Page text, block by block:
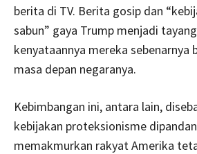
berita di TV. Berita gosip dan
sabun” gaya Trump menjadi
kenyataannya mereka sebenarnya
masa depan negaranya.
Kebimbangan ini, antara lain,
kebijakan proteksionisme
memakmurkan rakyat Amerika